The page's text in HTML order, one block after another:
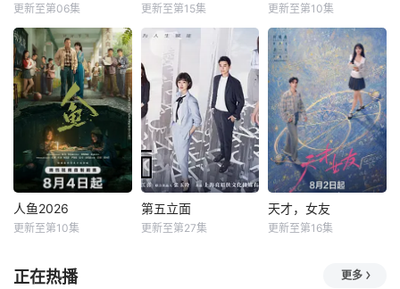
更新至第06集 更新至第15集 更新至第10集
人鱼2026
更新至第10集
第五立面
更新至第27集
天才，女友
更新至第16集
正在热播 更多